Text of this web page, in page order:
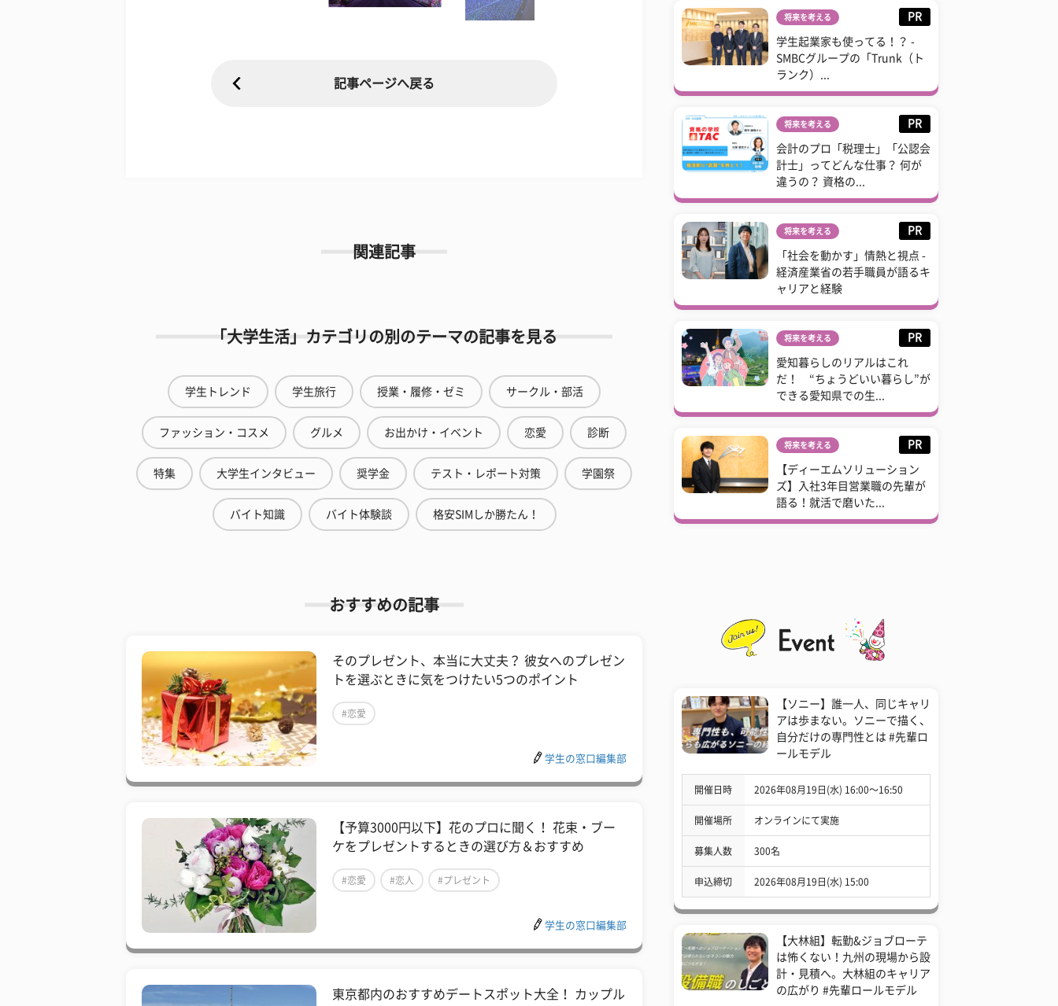
記事ページへ戻る
関連記事
「大学生活」カテゴリの別のテーマの記事を見る
学生トレンド 学生旅行 授業・履修・ゼミ サークル・部活
ファッション・コスメ グルメ お出かけ・イベント 恋愛 診断
特集 大学生インタビュー 奨学金 テスト・レポート対策 学園祭
バイト知識 バイト体験談 格安SIMしか勝たん！
おすすめの記事
そのプレゼント、本当に大丈夫？ 彼女へのプレゼン
トを選ぶときに気をつけたい5つのポイント
#恋愛
学生の窓口編集部
【予算3000円以下】花のプロに聞く！ 花束・ブー
ケをプレゼントするときの選び方＆おすすめ
#恋愛 #恋人 #プレゼント
学生の窓口編集部
東京都内のおすすめデートスポット大全！ カップル
将来を考える PR
学生起業家も使ってる！？ -
SMBCグループの「Trunk（ト
ランク）...
将来を考える PR
会計のプロ「税理士」「公認会
計士」ってどんな仕事？ 何が
違うの？ 資格の...
将来を考える PR
「社会を動かす」情熱と視点 -
経済産業省の若手職員が語るキ
ャリアと経験
将来を考える PR
愛知暮らしのリアルはこれ
だ！ “ちょうどいい暮らし”が
できる愛知県での生...
将来を考える PR
【ディーエムソリューション
ズ】入社3年目営業職の先輩が
語る！就活で磨いた...
【ソニー】誰一人、同じキャリ
アは歩まない。ソニーで描く、
自分だけの専門性とは #先輩ロ
ールモデル
開催日時 2026年08月19日(水) 16:00〜16:50
開催場所 オンラインにて実施
募集人数 300名
申込締切 2026年08月19日(水) 15:00
【大林組】転勤&ジョブローテ
は怖くない！九州の現場から設
計・見積へ。大林組のキャリア
の広がり #先輩ロールモデル